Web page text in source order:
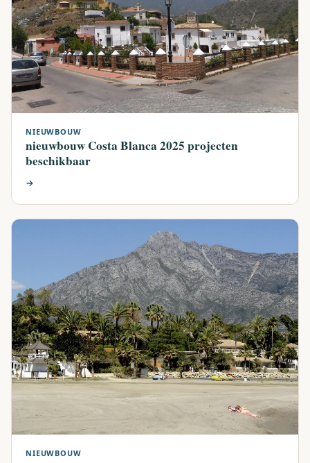
NIEUWBOUW
nieuwbouw Costa Blanca 2025 projecten
beschikbaar
→
NIEUWBOUW